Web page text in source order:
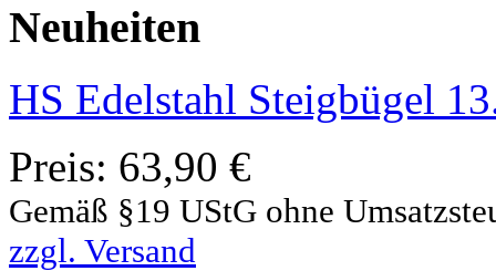
Neuheiten
HS Edelstahl Steigbügel
Preis: 63,90 €
Gemäß §19 UStG ohne
zzgl. Versand